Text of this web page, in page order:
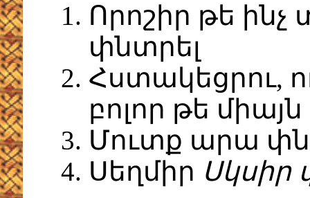
Որոշիր թե ինչ
փնտրել
Հստակեցրու,
բոլոր թե
Մուտք արա
Սեղմիր Սկսիր